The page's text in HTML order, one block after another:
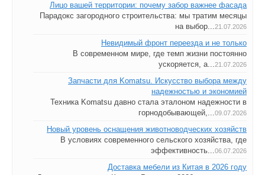
Лицо вашей территории: почему забор важнее фасада
Парадокс загородного строительства: мы тратим месяцы
на выбор...21.07.2026
Невидимый фронт переезда и не только
В современном мире, где темп жизни постоянно
ускоряется, а...21.07.2026
Запчасти для Komatsu. Искусство выбора между
надежностью и экономией
Техника Komatsu давно стала эталоном надежности в
горнодобывающей,...09.07.2026
Новый уровень оснащения животноводческих хозяйств
В условиях современного сельского хозяйства, где
эффективность...06.07.2026
Доставка мебели из Китая в 2026 году